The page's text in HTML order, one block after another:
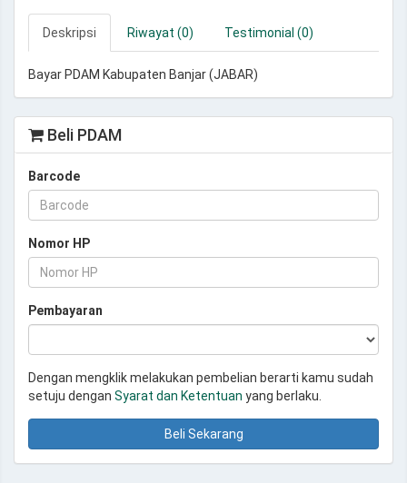
Deskripsi Riwayat (0) Testimonial (0)
Bayar PDAM Kabupaten Banjar (JABAR)
Beli PDAM
Barcode
Nomor HP
Pembayaran
Dengan mengklik melakukan pembelian berarti kamu sudah
setuju dengan Syarat dan Ketentuan yang berlaku.
Beli Sekarang